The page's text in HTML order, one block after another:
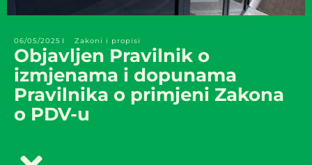
06/05/2025 Zakoni i propisi
Objavljen Pravilnik o
izmjenama i dopunama
Pravilnika o primjeni Zakona
o PDV-u